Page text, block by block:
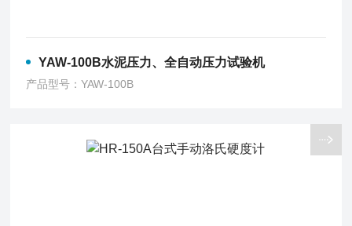
YAW-100B水泥压力、全自动压力试验机
产品型号：YAW-100B